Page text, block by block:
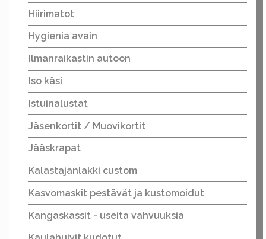
Hiirimatot
Hygienia avain
Ilmanraikastin autoon
Iso käsi
Istuinalustat
Jäsenkortit / Muovikortit
Jääskrapat
Kalastajanlakki custom
Kasvomaskit pestävät ja kustomoidut
Kangaskassit - useita vahvuuksia